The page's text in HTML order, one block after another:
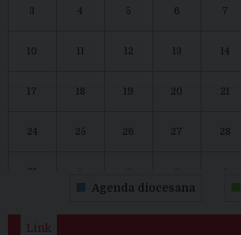
3 4 5 6 7
10 11 12 13 14
17 18 19 20 21
24 25 26 27 28
31
Agenda diocesana
Link